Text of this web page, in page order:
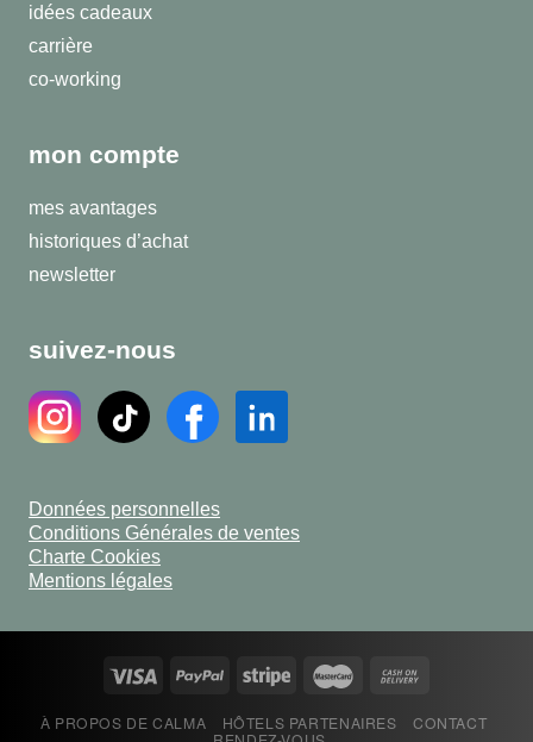
idées cadeaux
carrière
co-working
mon compte
mes avantages
historiques d’achat
newsletter
suivez-nous
Données personnelles
Conditions Générales de ventes
Charte Cookies
Mentions légales
À PROPOS DE CALMA HÔTELS PARTENAIRES
CONTACT